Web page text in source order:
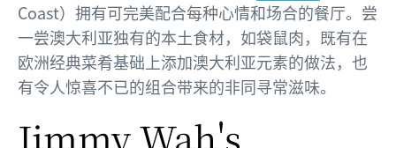
Coast）拥有可完美配合每种心情和场合的餐厅。尝
一尝澳大利亚独有的本土食材，如袋鼠肉，既有在
欧洲经典菜肴基础上添加澳大利亚元素的做法，也
有令人惊喜不已的组合带来的非同寻常滋味。
Jimmy Wah's